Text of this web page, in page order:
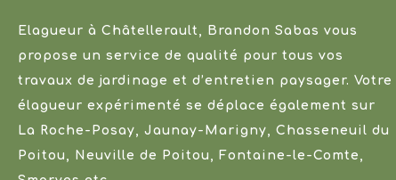
Elagueur à Châtellerault, Brandon Sabas vous
propose un service de qualité pour tous vos
travaux de jardinage et d’entretien paysager. Votre
élagueur expérimenté se déplace également sur
La Roche-Posay, Jaunay-Marigny, Chasseneuil du
Poitou, Neuville de Poitou, Fontaine-le-Comte,